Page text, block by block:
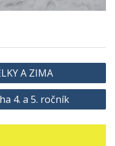
A ZIMA
4. a 5. ročník